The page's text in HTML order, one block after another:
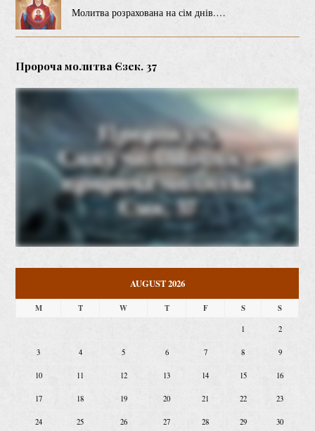
Молитва розрахована на сім днів.…
Пророча молитва Єзек. 37
AUGUST 2026
M T W T F S S
1 2
3 4 5 6 7 8 9
10 11 12 13 14 15 16
17 18 19 20 21 22 23
24 25 26 27 28 29 30